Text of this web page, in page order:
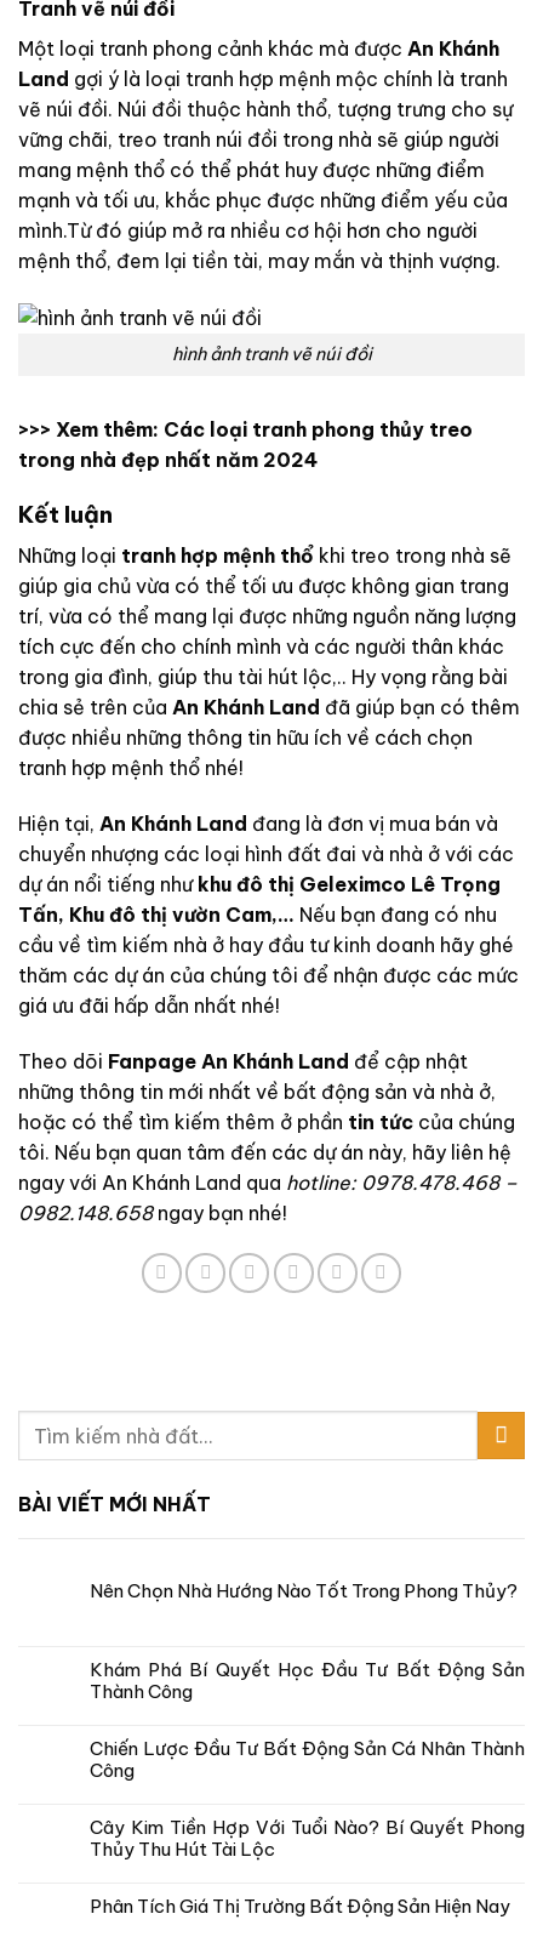
Tranh vẽ núi đồi
Một loại tranh phong cảnh khác mà được An Khánh
Land gợi ý là loại tranh hợp mệnh mộc chính là tranh
vẽ núi đồi. Núi đồi thuộc hành thổ, tượng trưng cho sự
vững chãi, treo tranh núi đồi trong nhà sẽ giúp người
mang mệnh thổ có thể phát huy được những điểm
mạnh và tối ưu, khắc phục được những điểm yếu của
mình.Từ đó giúp mở ra nhiều cơ hội hơn cho người
mệnh thổ, đem lại tiền tài, may mắn và thịnh vượng.
hình ảnh tranh vẽ núi đồi
>>> Xem thêm: Các loại tranh phong thủy treo
trong nhà đẹp nhất năm 2024
Kết luận
Những loại tranh hợp mệnh thổ khi treo trong nhà sẽ
giúp gia chủ vừa có thể tối ưu được không gian trang
trí, vừa có thể mang lại được những nguồn năng lượng
tích cực đến cho chính mình và các người thân khác
trong gia đình, giúp thu tài hút lộc,.. Hy vọng rằng bài
chia sẻ trên của An Khánh Land đã giúp bạn có thêm
được nhiều những thông tin hữu ích về cách chọn
tranh hợp mệnh thổ nhé!
Hiện tại, An Khánh Land đang là đơn vị mua bán và
chuyển nhượng các loại hình đất đai và nhà ở với các
dự án nổi tiếng nhưkhu đô thị Geleximco Lê Trọng
Tấn, Khu đô thị vườn Cam,… Nếu bạn đang có nhu
cầu về tìm kiếm nhà ở hay đầu tư kinh doanh hãy ghé
thăm các dự án của chúng tôi để nhận được các mức
giá ưu đãi hấp dẫn nhất nhé!
Theo dõi Fanpage An Khánh Land để cập nhật
những thông tin mới nhất về bất động sản và nhà ở,
hoặc có thể tìm kiếm thêm ở phần tin tức của chúng
tôi. Nếu bạn quan tâm đến các dự án này, hãy liên hệ
ngay với An Khánh Land qua hotline: 0978.478.468 –
0982.148.658ngay bạn nhé!
BÀI VIẾT MỚI NHẤT
Nên Chọn Nhà Hướng Nào Tốt Trong Phong Thủy?
Khám Phá Bí Quyết Học Đầu Tư Bất Động Sản
Thành Công
Chiến Lược Đầu Tư Bất Động Sản Cá Nhân Thành
Công
Cây Kim Tiền Hợp Với Tuổi Nào? Bí Quyết Phong
Thủy Thu Hút Tài Lộc
Phân Tích Giá Thị Trường Bất Động Sản Hiện Nay